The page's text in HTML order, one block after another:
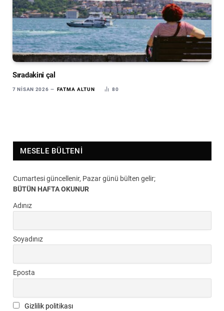
Sıradakini çal
7 NISAN 2026 FATMA ALTUN 80
MESELE BÜLTENI
Cumartesi güncellenir, Pazar günü bülten gelir;
BÜTÜN HAFTA OKUNUR
Adınız
Soyadınız
Eposta
Gizlilik politikası